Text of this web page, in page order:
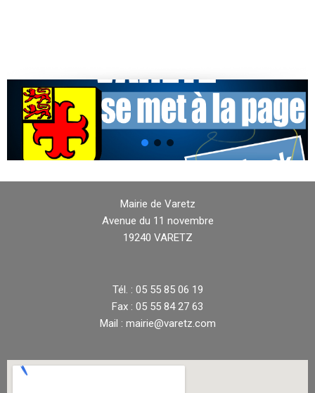
Mairie de Varetz
Avenue du 11 novembre
19240 VARETZ
Tél. : 05 55 85 06 19
Fax : 05 55 84 27 63
Mail : mairie@varetz.com